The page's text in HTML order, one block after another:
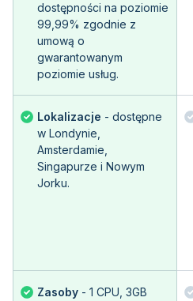
dostępności na poziomie
99,99% zgodnie z
umową o
gwarantowanym
poziomie usług.
Lokalizacje - dostępne
w Londynie,
Amsterdamie,
Singapurze i Nowym
Jorku.
Zasoby - 1 CPU, 3GB